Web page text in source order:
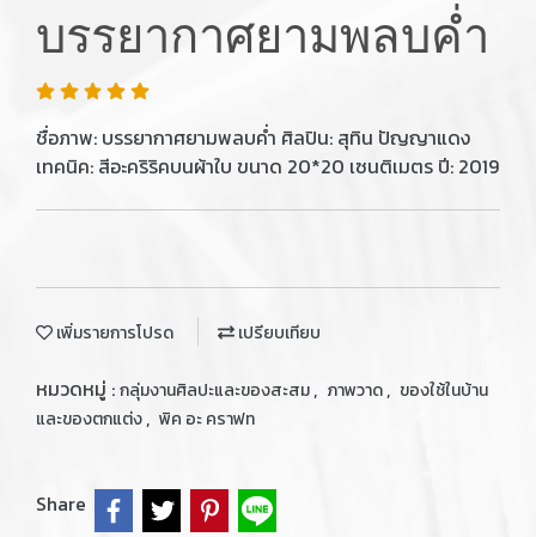
บรรยากาศยามพลบค่ำ
ชื่อภาพ: บรรยากาศยามพลบค่ำ ศิลปิน: สุทิน ปัญญาแดง
เทคนิค: สีอะคริริคบนผ้าใบ ขนาด 20*20 เซนติเมตร ปี: 2019
เพิ่มรายการโปรด เปรียบเทียบ
หมวดหมู่ :กลุ่มงานศิลปะและของสะสม, ภาพวาด, ของใช้ในบ้าน
และของตกแต่ง, พิค อะ คราฟท
Share